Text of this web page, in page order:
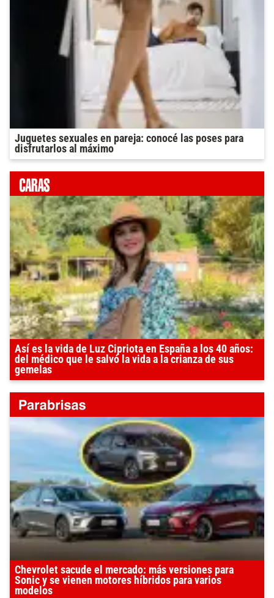
Juguetes sexuales en pareja: conocé las poses para
disfrutarlos al máximo
Así es la vida de Luz Cipriota en España a los 40 años:
del médico que le salvó la vida a la crianza de sus
gemelas
Chevrolet sacude el mercado: más versiones para
Sonic y se vienen motores híbridos para varios
modelos